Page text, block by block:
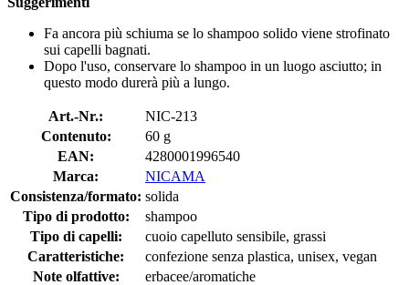
Fa ancora più schiuma se lo shampoo solido viene strofinato
sui capelli bagnati.
Dopo l'uso, conservare lo shampoo in un luogo asciutto; in
questo modo durerà più a lungo.
Art.-Nr.:
NIC-213
Contenuto:
60 g
EAN:
4280001996540
Marca:
NICAMA
Consistenza/formato: solida
Tipo di prodotto:
shampoo
Tipo di capelli:
cuoio capelluto sensibile, grassi
Caratteristiche:
confezione senza plastica, unisex, vegan
Note olfattive:
erbacee/aromatiche